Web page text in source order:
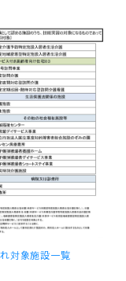
対象施設一覧